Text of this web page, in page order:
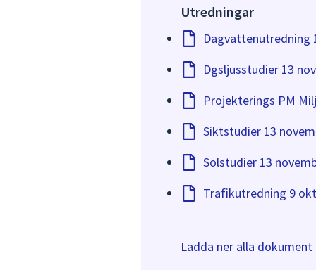
Utredningar
Dagvattenutredning
Dgsljusstudier 13
Projekterings PM
Siktstudier 13
Solstudier 13
Trafikutredning 9
Ladda ner alla dokument